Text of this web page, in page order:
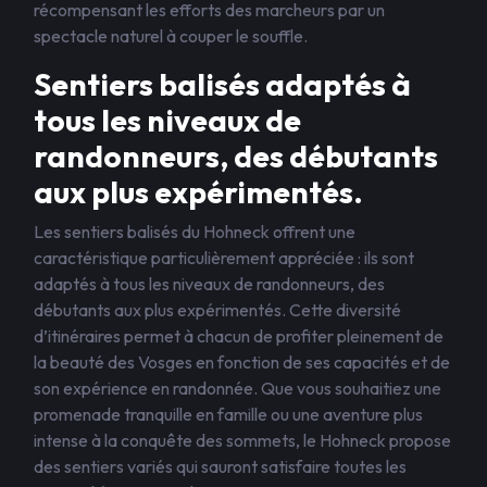
récompensant les efforts des marcheurs par un
spectacle naturel à couper le souffle.
Sentiers balisés adaptés à
tous les niveaux de
randonneurs, des débutants
aux plus expérimentés.
Les sentiers balisés du Hohneck offrent une
caractéristique particulièrement appréciée : ils sont
adaptés à tous les niveaux de randonneurs, des
débutants aux plus expérimentés. Cette diversité
d’itinéraires permet à chacun de profiter pleinement de
la beauté des Vosges en fonction de ses capacités et de
son expérience en randonnée. Que vous souhaitiez une
promenade tranquille en famille ou une aventure plus
intense à la conquête des sommets, le Hohneck propose
des sentiers variés qui sauront satisfaire toutes les